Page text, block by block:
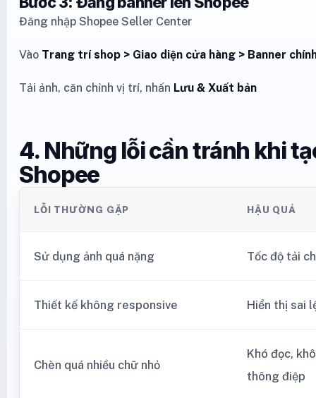
Đăng nhập Shopee Seller Center
Vào Trang trí shop > Giao diện cửa hàng > Banner
Tải ảnh, căn chỉnh vị trí, nhấn Lưu & Xuất bản
4. Những lỗi cần tránh khi
Shopee
LỖI THƯỜNG GẶP HẬU QUẢ
Sử dụng ảnh quá nặng Tốc độ tải
Thiết kế không responsive Hiển thị sai
Chèn quá nhiều chữ nhỏ
Khó đọc,
thông điệp